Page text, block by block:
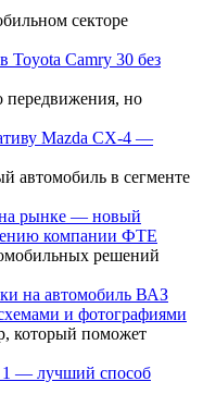
секторе
Toyota Camry 30 без
передвижения, но
Mazda CX-4 —
автомобиль в сегменте
рынке — новый
компании ФТЕ
решений
на автомобиль ВАЗ
и фотографиями
который поможет
1 — лучший способ